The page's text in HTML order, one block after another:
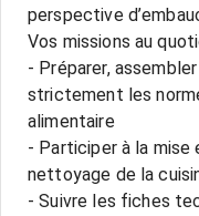
perspective
Vos missions au
- Préparer,
strictement les
alimentaire
- Participer à la mise
nettoyage de la
- Suivre les fiches